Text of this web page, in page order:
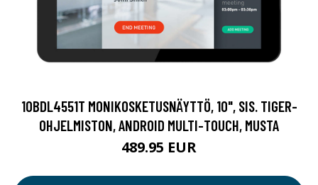
10BDL4551T MONIKOSKETUSNÄYTTÖ, 10", SIS. TIGER-
OHJELMISTON, ANDROID MULTI-TOUCH, MUSTA
489.95 EUR